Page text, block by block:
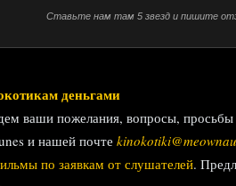
Ставьте нам там 5 звезд и пишите
деньгами
ваши пожелания, вопросы,
и нашей почте
по заявкам от слушателей.